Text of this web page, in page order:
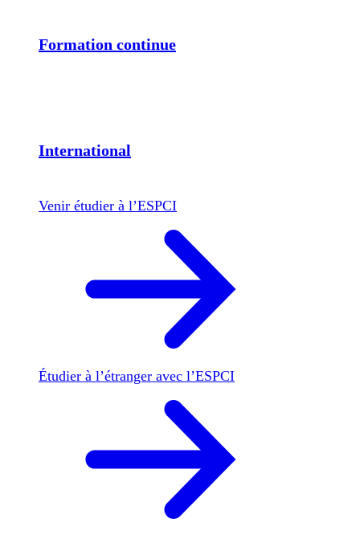
Formation continue
International
Venir étudier à l’ESPCI
Étudier à l’étranger avec l’ESPCI